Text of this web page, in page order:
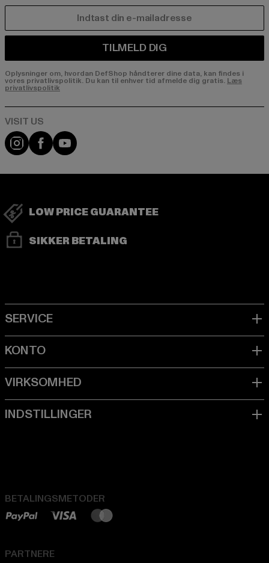
TILMELD DIG
Oplysninger om, hvordan DefShop håndterer dine data, kan findes i
vores privatlivspolitik. Du kan til enhver tid afmelde dig gratis. Læs
privatlivspolitik
Visit our Instagram page:
Visit our Facebook page:
Visit our YouTube channel:
LOW PRICE GUARANTEE
SIKKER BETALING
BETALINGSMETODER
PARTNERE